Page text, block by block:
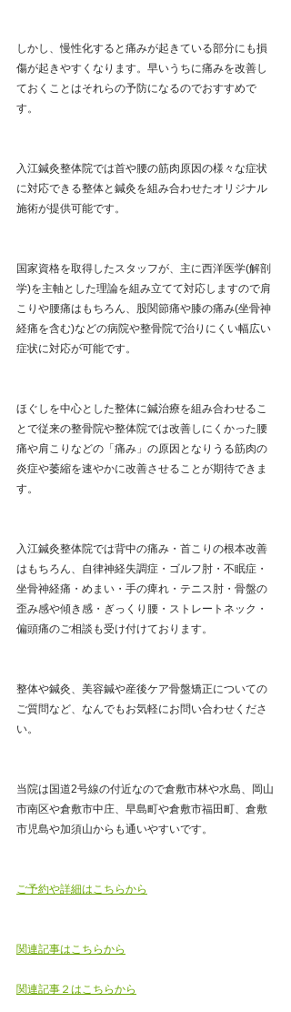
しかし、慢性化すると痛みが起きている部分にも損
傷が起きやすくなります。早いうちに痛みを改善し
ておくことはそれらの予防になるのでおすすめで
す。
入江鍼灸整体院では首や腰の筋肉原因の様々な症状
に対応できる整体と鍼灸を組み合わせたオリジナル
施術が提供可能です。
国家資格を取得したスタッフが、主に西洋医学(解剖
学)を主軸とした理論を組み立てて対応しますので肩
こりや腰痛はもちろん、股関節痛や膝の痛み(坐骨神
経痛を含む)などの病院や整骨院で治りにくい幅広い
症状に対応が可能です。
ほぐしを中心とした整体に鍼治療を組み合わせるこ
とで従来の整骨院や整体院では改善しにくかった腰
痛や肩こりなどの「痛み」の原因となりうる筋肉の
炎症や萎縮を速やかに改善させることが期待できま
す。
入江鍼灸整体院では背中の痛み・首こりの根本改善
はもちろん、自律神経失調症・ゴルフ肘・不眠症・
坐骨神経痛・めまい・手の痺れ・テニス肘・骨盤の
歪み感や傾き感・ぎっくり腰・ストレートネック・
偏頭痛のご相談も受け付けております。
整体や鍼灸、美容鍼や産後ケア骨盤矯正についての
ご質問など、なんでもお気軽にお問い合わせくださ
い。
当院は国道2号線の付近なので倉敷市林や水島、岡山
市南区や倉敷市中庄、早島町や倉敷市福田町、倉敷
市児島や加須山からも通いやすいです。
ご予約や詳細はこちらから
関連記事はこちらから
関連記事２はこちらから